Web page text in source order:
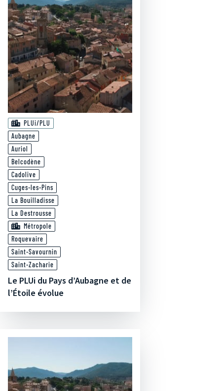
PLUi/PLU
Aubagne
Auriol
Belcodène
Cadolive
Cuges-les-Pins
La Bouilladisse
La Destrousse
Métropole
Roquevaire
Saint-Savournin
Saint-Zacharie
Le PLUi du Pays d’Aubagne et de
l’Étoile évolue